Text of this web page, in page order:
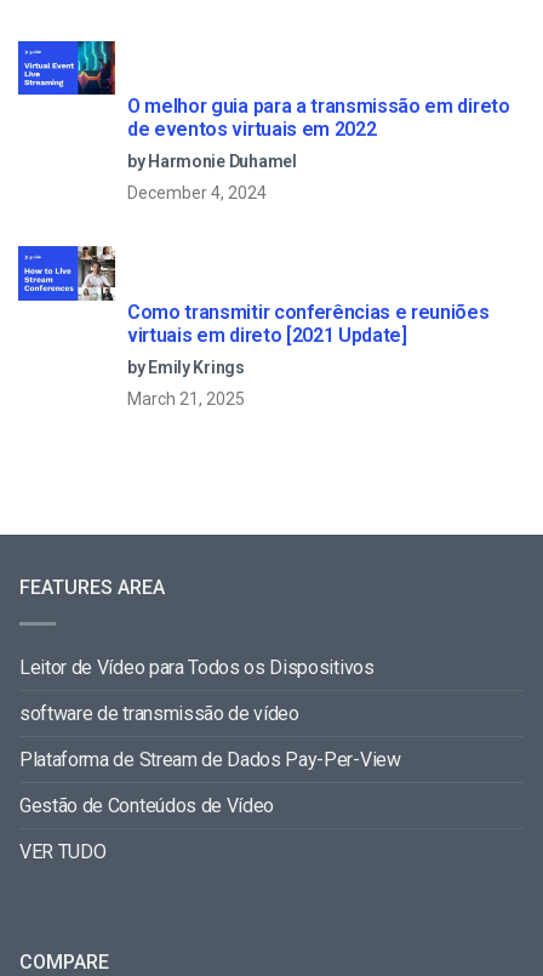
O melhor guia para a transmissão em direto
de eventos virtuais em 2022
by Harmonie Duhamel
December 4, 2024
Como transmitir conferências e reuniões
virtuais em direto [2021 Update]
by Emily Krings
March 21, 2025
FEATURES AREA
Leitor de Vídeo para Todos os Dispositivos
software de transmissão de vídeo
Plataforma de Stream de Dados Pay-Per-View
Gestão de Conteúdos de Vídeo
VER TUDO
COMPARE